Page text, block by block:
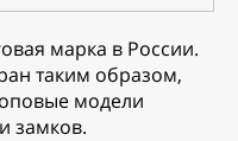
марка в России.
таким образом,
модели
замков.